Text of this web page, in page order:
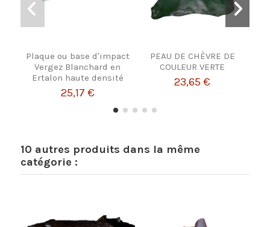
Plaque ou base d'impact
Vergez Blanchard en
Ertalon haute densité
25,17 €
PEAU DE CHÈVRE DE
COULEUR VERTE
23,65 €
10 autres produits dans la même
catégorie :